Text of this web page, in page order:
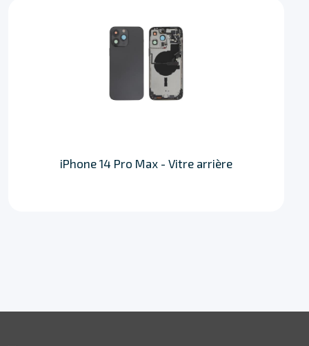
iPhone 14 Pro Max - Vitre arrière